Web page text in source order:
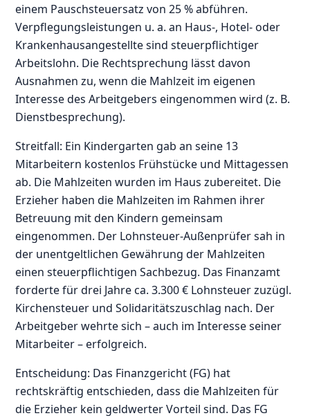
einem Pauschsteuersatz von 25 % abführen.
Verpflegungsleistungen u. a. an Haus-, Hotel- oder
Krankenhausangestellte sind steuerpflichtiger
Arbeitslohn. Die Rechtsprechung lässt davon
Ausnahmen zu, wenn die Mahlzeit im eigenen
Interesse des Arbeitgebers eingenommen wird (z. B.
Dienstbesprechung).
Streitfall: Ein Kindergarten gab an seine 13
Mitarbeitern kostenlos Frühstücke und Mittagessen
ab. Die Mahlzeiten wurden im Haus zubereitet. Die
Erzieher haben die Mahlzeiten im Rahmen ihrer
Betreuung mit den Kindern gemeinsam
eingenommen. Der Lohnsteuer-Außenprüfer sah in
der unentgeltlichen Gewährung der Mahlzeiten
einen steuerpflichtigen Sachbezug. Das Finanzamt
forderte für drei Jahre ca. 3.300 € Lohnsteuer zuzügl.
Kirchensteuer und Solidaritätszuschlag nach. Der
Arbeitgeber wehrte sich – auch im Interesse seiner
Mitarbeiter – erfolgreich.
Entscheidung: Das Finanzgericht (FG) hat
rechtskräftig entschieden, dass die Mahlzeiten für
die Erzieher kein geldwerter Vorteil sind. Das FG